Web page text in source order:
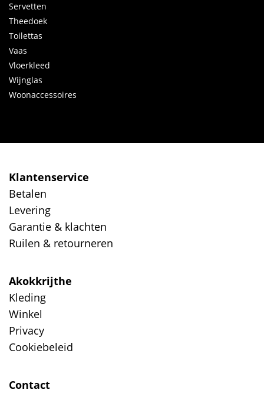
Servetten
Theedoek
Toilettas
Vaas
Vloerkleed
Wijnglas
Woonaccessoires
Klantenservice
Betalen
Levering
Garantie & klachten
Ruilen & retourneren
Akokkrijthe
Kleding
Winkel
Privacy
Cookiebeleid
Contact